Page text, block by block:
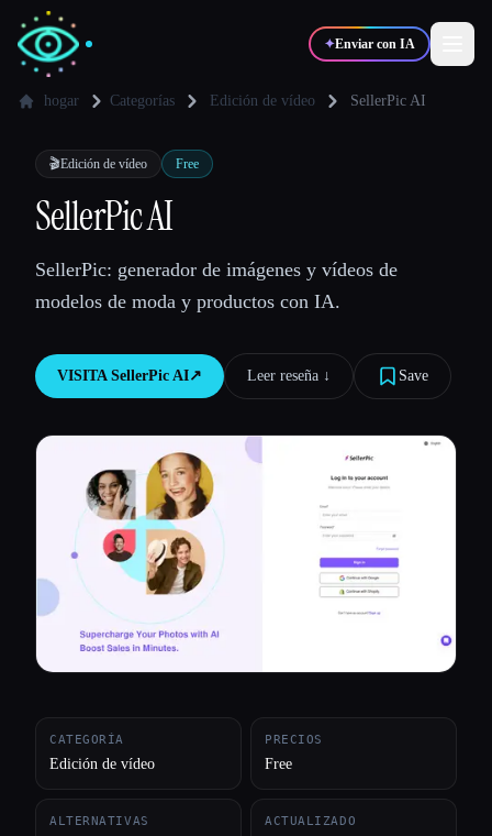
✦Enviar con IA
✍️Escritores
💻
🎓Estudiantes 🎬Creadores
Comparar herramientas
Todas las categorías
Acerca de
hogar Categorías Edición de vídeo SellerPic AI
🎬Edición de vídeo Free
SellerPic AI
SellerPic: generador de imágenes y vídeos de
modelos de moda y productos con IA.
VISITA SellerPic AI↗︎ Leer reseña ↓︎ Save
CATEGORÍA
Edición de vídeo
PRECIOS
Free
ALTERNATIVAS ACTUALIZADO